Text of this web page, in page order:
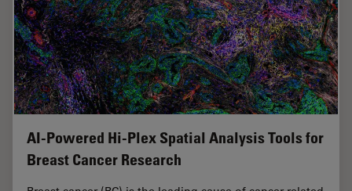
AI-Powered Hi-Plex Spatial Analysis Tools for
Breast Cancer Research